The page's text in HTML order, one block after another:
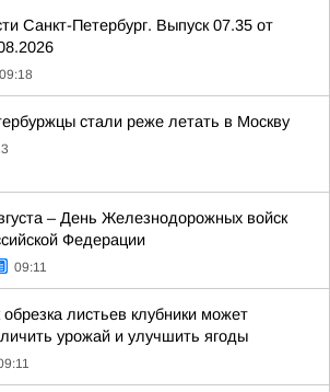
Санкт-Петербург. Выпуск 07.35 от
09:18
стали реже летать в Москву
– День Железнодорожных войск
Федерации
09:11
обрезка листьев клубники может
урожай и улучшить ягоды